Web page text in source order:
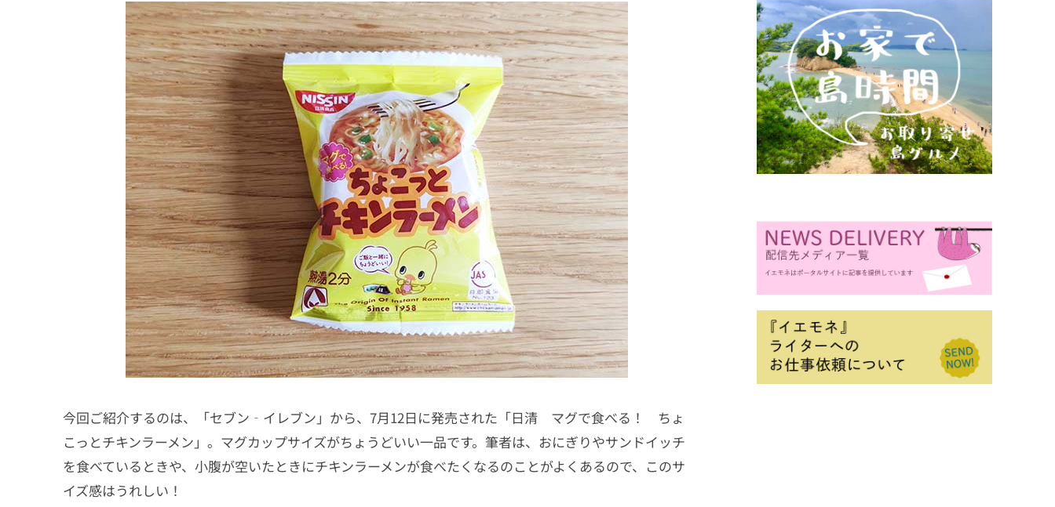
今回ご紹介するのは、「セブン‐イレブン」から、7月12日に発売された「日清 マグで食べる！ ちょ
こっとチキンラーメン」。マグカップサイズがちょうどいい一品です。筆者は、おにぎりやサンドイッチ
を食べているときや、小腹が空いたときにチキンラーメンが食べたくなるのことがよくあるので、このサ
イズ感はうれしい！